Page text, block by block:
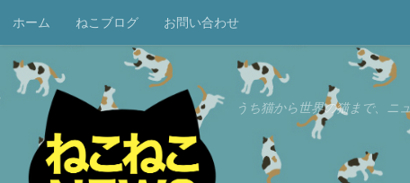
コンテンツへスキップ
ホーム ねこブログ お問い合わせ
うち猫から世界の猫まで、ニ